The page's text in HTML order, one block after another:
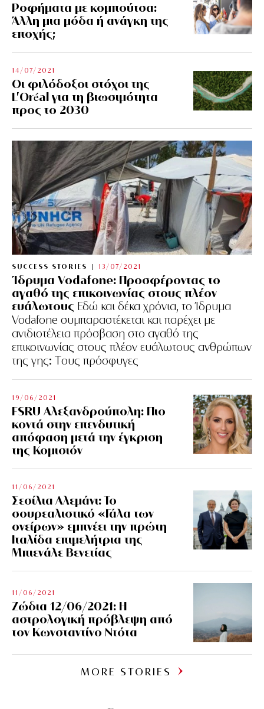
Ροφήματα με κομπούτσα:
Άλλη μια μόδα ή ανάγκη της
εποχής;
14/07/2021
Οι φιλόδοξοι στόχοι της
L’Oréal για τη βιωσιμότητα
προς το 2030
SUCCESS STORIES 13/07/2021
Ίδρυμα Vodafone: Προσφέροντας το
αγαθό της επικοινωνίας στους πλέον
ευάλωτους Εδώ και δέκα χρόνια, το Ίδρυμα
Vodafone συμπαραστέκεται και παρέχει με
ανιδιοτέλεια πρόσβαση στο αγαθό της
επικοινωνίας στους πλέον ευάλωτους ανθρώπων
της γης: Tους πρόσφυγες
19/06/2021
FSRU Αλεξανδρούπολη: Πιο
κοντά στην επενδυτική
απόφαση μετά την έγκριση
της Κομισιόν
11/06/2021
Σεσίλια Αλεμάνι: Το
σουρεαλιστικό «Γάλα των
ονείρων» εμπνέει την πρώτη
Ιταλίδα επιμελήτρια της
Μπιενάλε Βενετίας
11/06/2021
Ζώδια 12/06/2021: Η
αστρολογική πρόβλεψη από
τον Κωνσταντίνο Ντότα
MORE STORIES